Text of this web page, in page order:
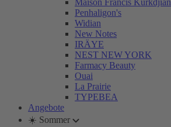
Maison Francis Kurkdjian
Penhaligon's
Widian
New Notes
IRÄYE
NEST NEW YORK
Farmacy Beauty
Ouai
La Prairie
TYPEBEA
Angebote
☀️ Sommer